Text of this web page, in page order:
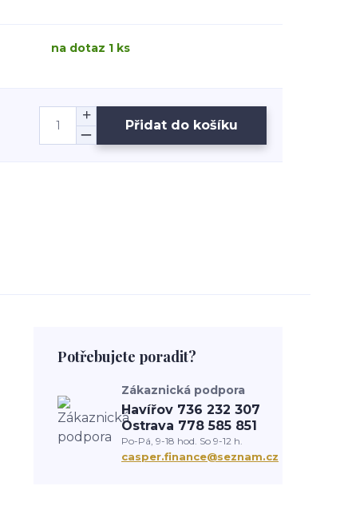
na dotaz 1 ks
Přidat do košíku
Potřebujete poradit?
Zákaznická podpora
Havířov 736 232 307
Ostrava 778 585 851
Po-Pá, 9-18 hod. So 9-12 h.
casper.finance@seznam.cz